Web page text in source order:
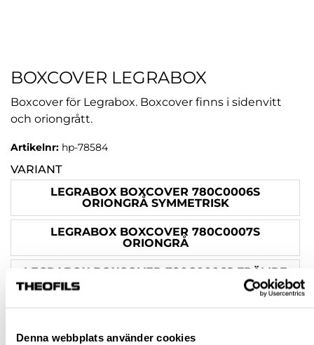
Denna webbplats använder cookies
BOXCOVER LEGRABOX
Boxcover för Legrabox. Boxcover finns i sidenvitt
och oriongrått.
Artikelnr: hp-78584
VARIANT
LEGRABOX BOXCOVER 780C0006S
ORIONGRÅ SYMMETRISK
LEGRABOX BOXCOVER 780C0007S
ORIONGRÅ
LEGRABOX BOXCOVER 780C0006S FRÄMRE